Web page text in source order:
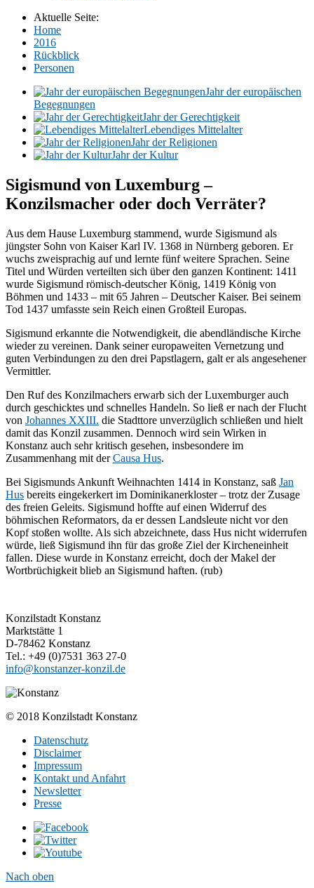
Aktuelle Seite:
Home
2016
Rückblick
Personen
Jahr der europäischen
Begegnungen
Jahr der Gerechtigkeit
Lebendiges Mittelalter
Jahr der Religionen
Jahr der Kultur
Sigismund von Luxemburg –
Konzilsmacher oder doch Verräter?
Aus dem Hause Luxemburg stammend, wurde Sigismund als
jüngster Sohn von Kaiser Karl IV. 1368 in Nürnberg geboren. Er
wuchs zweisprachig auf und lernte fünf weitere Sprachen. Seine
Titel und Würden verteilten sich über den ganzen Kontinent: 1411
wurde Sigismund römisch-deutscher König, 1419 König von
Böhmen und 1433 – mit 65 Jahren – Deutscher Kaiser. Bei seinem
Tod 1437 umfasste sein Reich einen Großteil Europas.
Sigismund erkannte die Notwendigkeit, die abendländische Kirche
wieder zu vereinen. Dank seiner europaweiten Vernetzung und
guten Verbindungen zu den drei Papstlagern, galt er als angesehener
Vermittler.
Den Ruf des Konzilmachers erwarb sich der Luxemburger auch
durch geschicktes und schnelles Handeln. So ließ er nach der Flucht
von Johannes XXIII. die Stadttore unverzüglich schließen und hielt
damit das Konzil zusammen. Dennoch wird sein Wirken in
Konstanz auch sehr kritisch gesehen, insbesondere im
Zusammenhang mit derCausa Hus.
Bei Sigismunds Ankunft Weihnachten 1414 in Konstanz, saß Jan
Hus bereits eingekerkert im Dominikanerkloster – trotz der Zusage
des freien Geleits. Sigismund hoffte auf einen Widerruf des
böhmischen Reformators, da er dessen Landsleute nicht vor den
Kopf stoßen wollte. Als sich abzeichnete, dass Hus nicht widerrufen
würde, ließ Sigismund ihn für das große Ziel der Kircheneinheit
fallen. Diese wurde in Konstanz erreicht, doch der Makel der
Wortbrüchigkeit blieb an Sigismund haften. (rub)
Konzilstadt Konstanz
Marktstätte 1
D-78462 Konstanz
Tel.: +49 (0)7531 363 27-0
info@konstanzer-konzil.de
© 2018 Konzilstadt Konstanz
Datenschutz
Disclaimer
Impressum
Kontakt und Anfahrt
Newsletter
Presse
Nach oben